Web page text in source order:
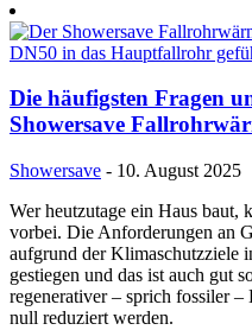
Die häufigsten Fragen
Showersave
Showersave - 10. August 2025
Wer heutzutage ein Haus baut,
vorbei. Die Anforderungen an
aufgrund der Klimaschutzziele
gestiegen und das ist auch gut
regenerativer – sprich fossiler
null reduziert werden.